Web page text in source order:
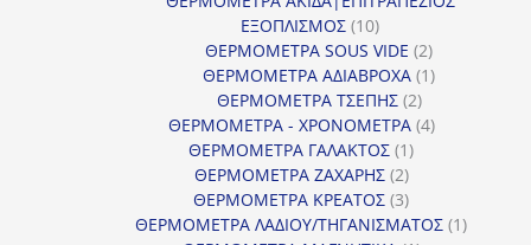
ΕΞΟΠΛΙΣΜΟΣ 1010
προϊόντα
ΘΕΡΜΟΜΕΤΡΑ SOUS VIDE 22
προϊόντα
ΘΕΡΜΟΜΕΤΡΑ ΑΔΙΑΒΡΟΧΑ 11
ΘΕΡΜΟΜΕΤΡΑ ΤΣΕΠΗΣ 22
προϊόντα
ΘΕΡΜΟΜΕΤΡΑ - ΧΡΟΝΟΜΕΤΡΑ 44
ΘΕΡΜΟΜΕΤΡΑ ΓΑΛΑΚΤΟΣ 11
προϊόν
ΘΕΡΜΟΜΕΤΡΑ ΖΑΧΑΡΗΣ 22
προϊόντα
ΘΕΡΜΟΜΕΤΡΑ ΚΡΕΑΤΟΣ 33
προϊόντα
ΘΕΡΜΟΜΕΤΡΑ ΛΑΔΙΟΥ/ΤΗΓΑΝΙΣΜΑΤΟΣ 11